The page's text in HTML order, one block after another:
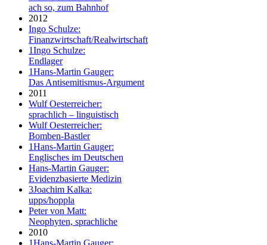
ach so, zum Bahnhof
2012
Ingo Schulze:
Finanzwirtschaft/Realwirtschaft
1Ingo Schulze:
Endlager
1Hans-Martin Gauger:
Das Antisemitismus-Argument
2011
Wulf Oesterreicher:
sprachlich – linguistisch
Wulf Oesterreicher:
Bomben-Bastler
1Hans-Martin Gauger:
Englisches im Deutschen
Hans-Martin Gauger:
Evidenzbasierte Medizin
3Joachim Kalka:
upps/hoppla
Peter von Matt:
Neophyten, sprachliche
2010
1Hans-Martin Gauger: